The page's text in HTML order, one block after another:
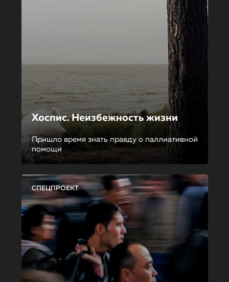
Хоспис. Неизбежность жизни
Пришло время знать правду о паллиативной
помощи
СПЕЦПРОЕКТ